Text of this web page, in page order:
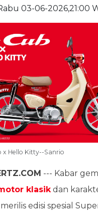
03-06-2026,21:00
x Hello Kitty--Sanrio
--- Kabar
klasikdan
edisi spesial